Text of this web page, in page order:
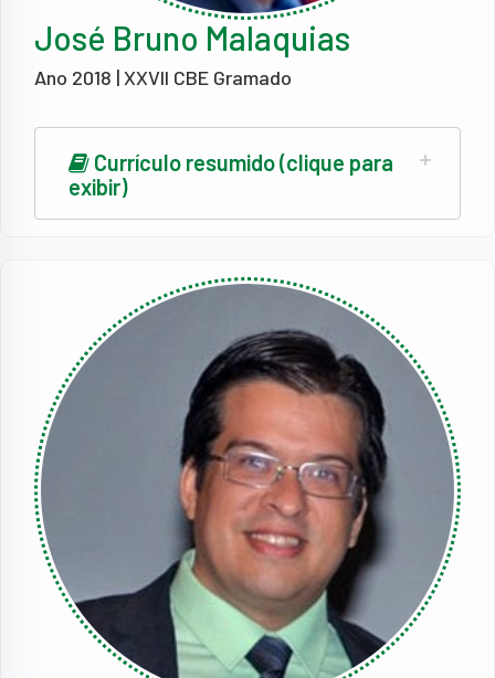
José Bruno Malaquias
Ano 2018 | XXVII CBE Gramado
Currículo resumido (clique para
exibir)